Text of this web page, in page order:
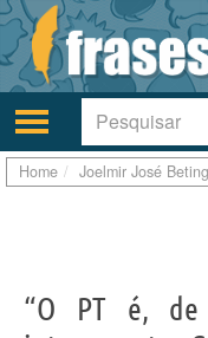
Ativar/desativar
a
navegação
Home Joelmir José Beting
“O PT é,